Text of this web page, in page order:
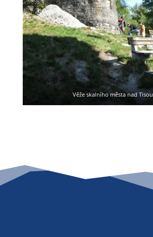
Věže skalního města nad Tisou